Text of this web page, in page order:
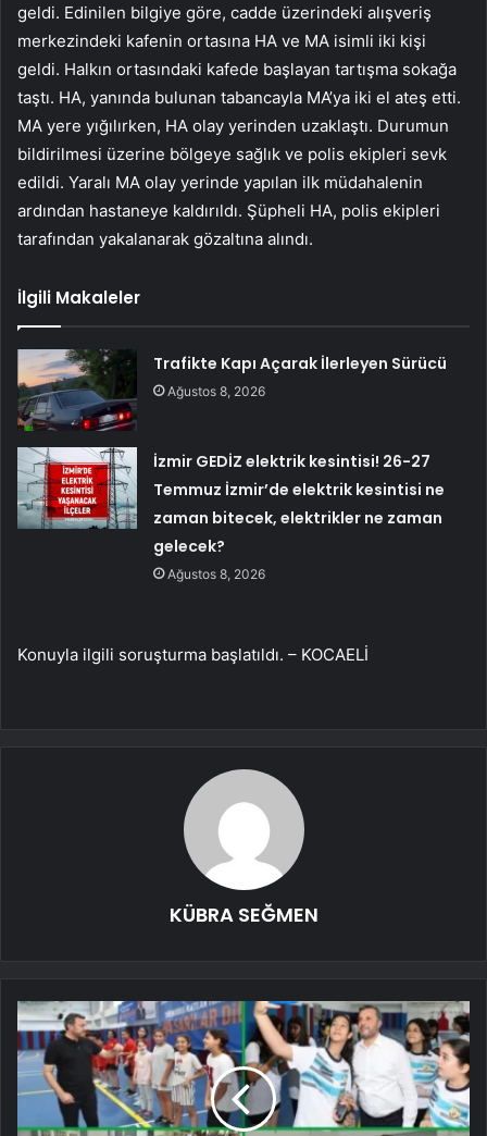
geldi. Edinilen bilgiye göre, cadde üzerindeki alışveriş
merkezindeki kafenin ortasına HA ve MA isimli iki kişi
geldi. Halkın ortasındaki kafede başlayan tartışma sokağa
taştı. HA, yanında bulunan tabancayla MA’ya iki el ateş etti.
MA yere yığılırken, HA olay yerinden uzaklaştı. Durumun
bildirilmesi üzerine bölgeye sağlık ve polis ekipleri sevk
edildi. Yaralı MA olay yerinde yapılan ilk müdahalenin
ardından hastaneye kaldırıldı. Şüpheli HA, polis ekipleri
tarafından yakalanarak gözaltına alındı.
İlgili Makaleler
Trafikte Kapı Açarak İlerleyen Sürücü
Ağustos 8, 2026
İzmir GEDİZ elektrik kesintisi! 26-27
Temmuz İzmir’de elektrik kesintisi ne
zaman bitecek, elektrikler ne zaman
gelecek?
Ağustos 8, 2026
Konuyla ilgili soruşturma başlatıldı. – KOCAELİ
KÜBRA SEĞMEN